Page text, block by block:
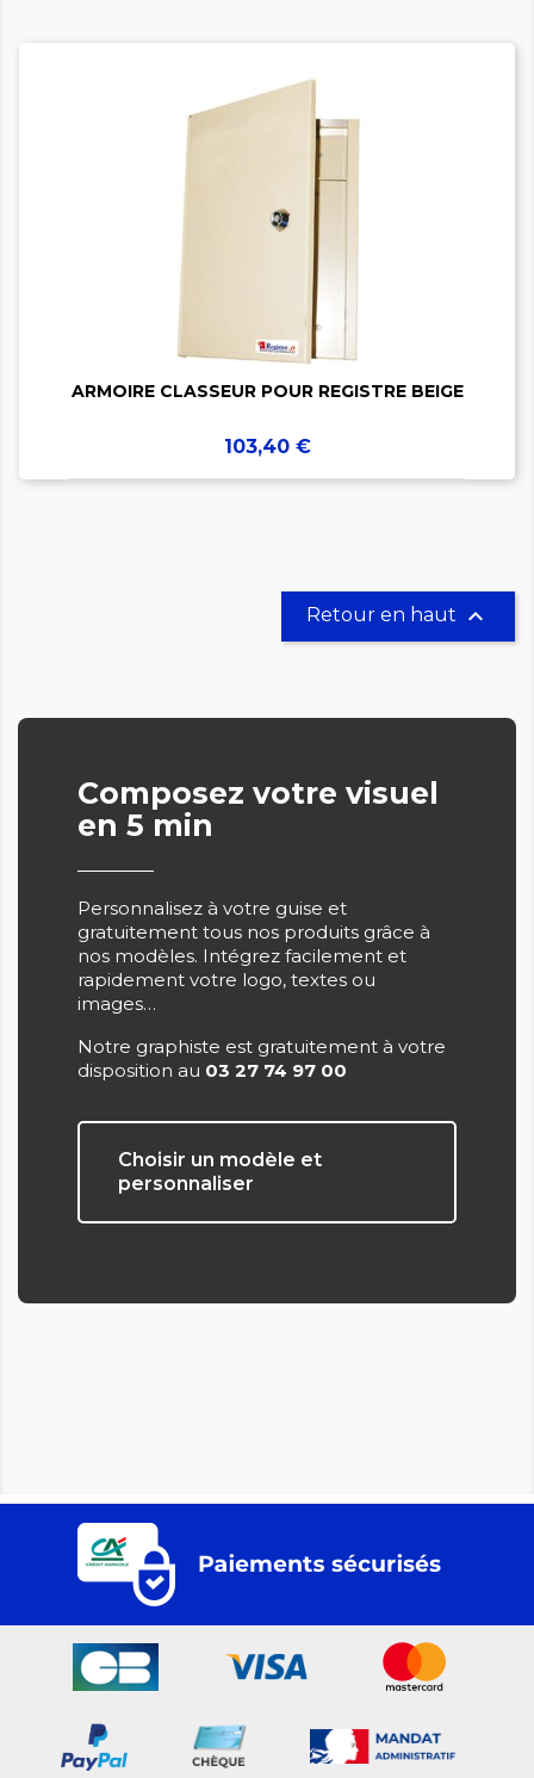

ARMOIRE CLASSEUR POUR REGISTRE BEIGE
Prix
103,40 €
Retour en haut 
Composez votre visuel
en 5 min
Personnalisez à votre guise et
gratuitement tous nos produits grâce à
nos modèles. Intégrez facilement et
rapidement votre logo, textes ou
images…
Notre graphiste est gratuitement à votre
disposition au 03 27 74 97 00
Choisir un modèle et
personnaliser